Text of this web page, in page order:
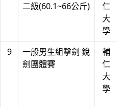
二級(60.1~66公斤)
仁
大
學
9
一般男生組擊劍 銳
劍團體賽
輔
仁
大
學